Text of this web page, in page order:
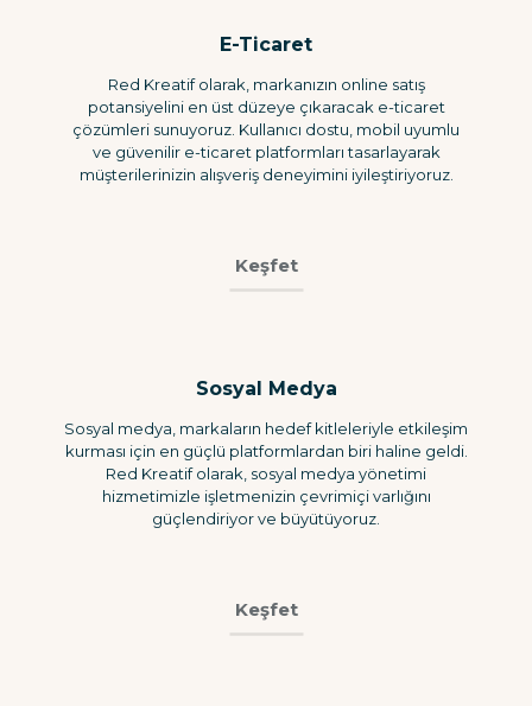
E-Ticaret
Red Kreatif olarak, markanızın online satış
potansiyelini en üst düzeye çıkaracak e-ticaret
çözümleri sunuyoruz. Kullanıcı dostu, mobil uyumlu
ve güvenilir e-ticaret platformları tasarlayarak
müşterilerinizin alışveriş deneyimini iyileştiriyoruz.
Keşfet
Sosyal Medya
Sosyal medya, markaların hedef kitleleriyle etkileşim
kurması için en güçlü platformlardan biri haline geldi.
Red Kreatif olarak, sosyal medya yönetimi
hizmetimizle işletmenizin çevrimiçi varlığını
güçlendiriyor ve büyütüyoruz.
Keşfet